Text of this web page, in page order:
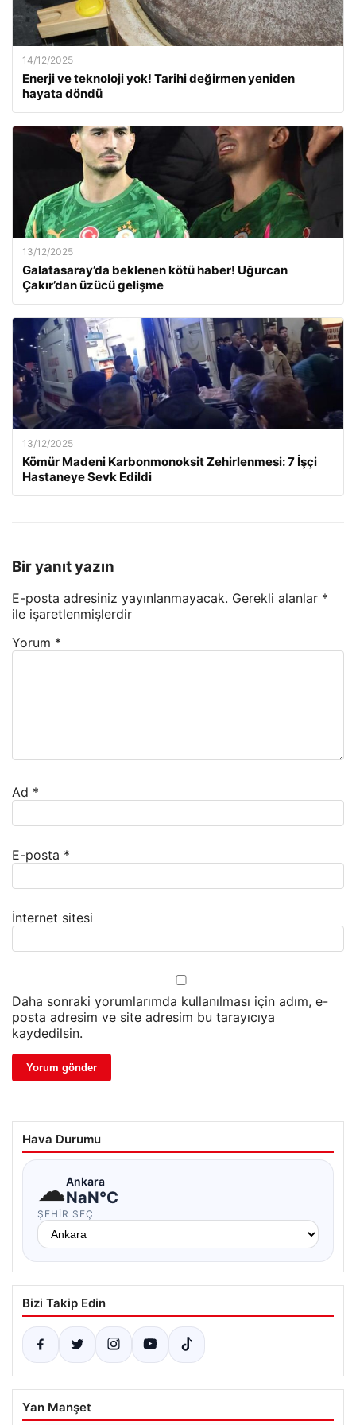
14/12/2025
Enerji ve teknoloji yok! Tarihi değirmen yeniden
hayata döndü
13/12/2025
Galatasaray’da beklenen kötü haber! Uğurcan
Çakır’dan üzücü gelişme
13/12/2025
Kömür Madeni Karbonmonoksit Zehirlenmesi: 7 İşçi
Hastaneye Sevk Edildi
Bir yanıt yazın
E-posta adresiniz yayınlanmayacak. Gerekli alanlar *
ile işaretlenmişlerdir
Yorum *
Ad *
E-posta *
İnternet sitesi
Daha sonraki yorumlarımda kullanılması için adım, e-
posta adresim ve site adresim bu tarayıcıya
kaydedilsin.
Hava Durumu
☁Ankara
NaN°C
ŞEHIR SEÇ
Bizi Takip Edin
Yan Manşet